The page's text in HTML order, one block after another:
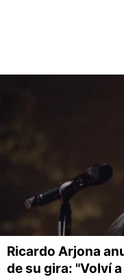
Ricardo Arjona
de su gira: "Volví